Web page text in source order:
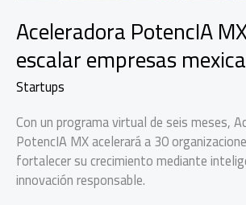
Aceleradora PotencIA
escalar empresas
Startups
Con un programa virtual de seis meses,
PotencIA MX acelerará a 30
fortalecer su crecimiento mediante
innovación responsable.